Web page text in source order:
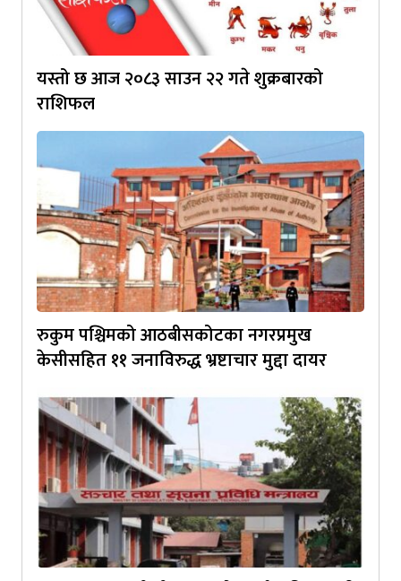
यस्तो छ आज २०८३ साउन २२ गते शुक्रबारको
राशिफल
रुकुम पश्चिमको आठबीसकोटका नगरप्रमुख
केसीसहित ११ जनाविरुद्ध भ्रष्टाचार मुद्दा दायर